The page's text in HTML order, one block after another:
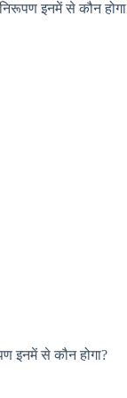
इनमें से कौन
इनमें से कौन होगा?